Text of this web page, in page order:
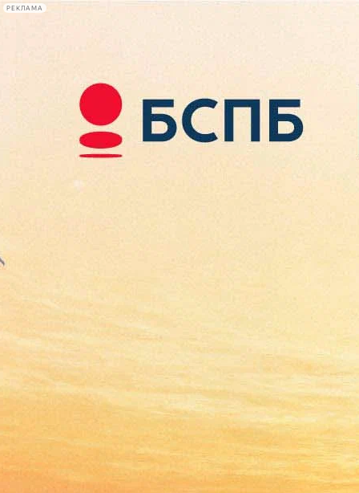
РЕКЛАМА
Сегодня:
2026.08.10
07:57
Афиша Plus
Объявлена культурная
программа ЧМ по футболу
01 июня 2018,13:54 Версия для печати